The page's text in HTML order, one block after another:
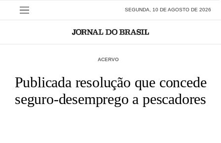
SEGUNDA, 10 DE AGOSTO DE 2026
ACERVO
Publicada resolução que concede
seguro-desemprego a pescadores